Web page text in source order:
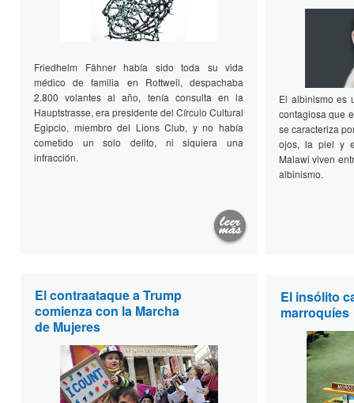
Friedhelm Fähner había sido toda su vida
médico de familia en Rottweil, despachaba
2.800 volantes al año, tenía consulta en la
Hauptstrasse, era presidente del Círculo Cultural
Egipcio, miembro del Lions Club, y no había
cometido un solo delito, ni siquiera una
infracción.
El albinismo es
contagiosa que
se caracteriza
ojos, la piel y
Malawi viven
albinismo.
El contraataque a Trump
comienza con la Marcha
de Mujeres
El insólito
marroquíes